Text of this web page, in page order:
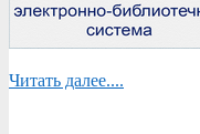
Читать далее....